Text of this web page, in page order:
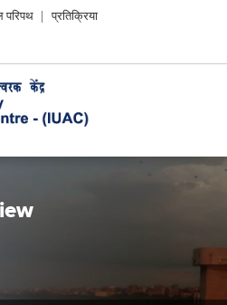
परिपथ
प्रतिक्रिया